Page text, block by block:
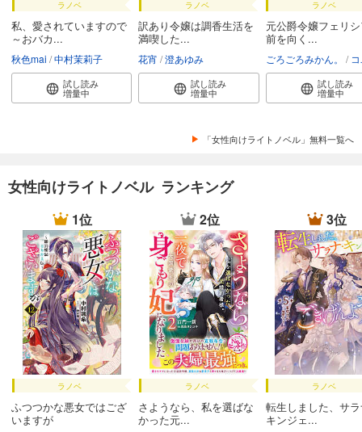
ラノベ
私、愛されていますので
～おバカ...
秋色mai 中村茉莉子
試し読み
増量中
ラノベ
訳あり令嬢は調香生活を
満喫した...
花宵 澄あゆみ
試し読み
増量中
ラノベ
元公爵令嬢フェリ
前を向く...
ごろごろみかん。 コ
試し読み
増量中
「女性向けライトノベル」無料一覧へ
女性向けライトノベル ランキング
1位
ラノベ
ふつつかな悪女ではござ
いますが
2位
ラノベ
さようなら、私を選ばな
かった元...
3位
ラノベ
転生しました、サ
キンジェ...